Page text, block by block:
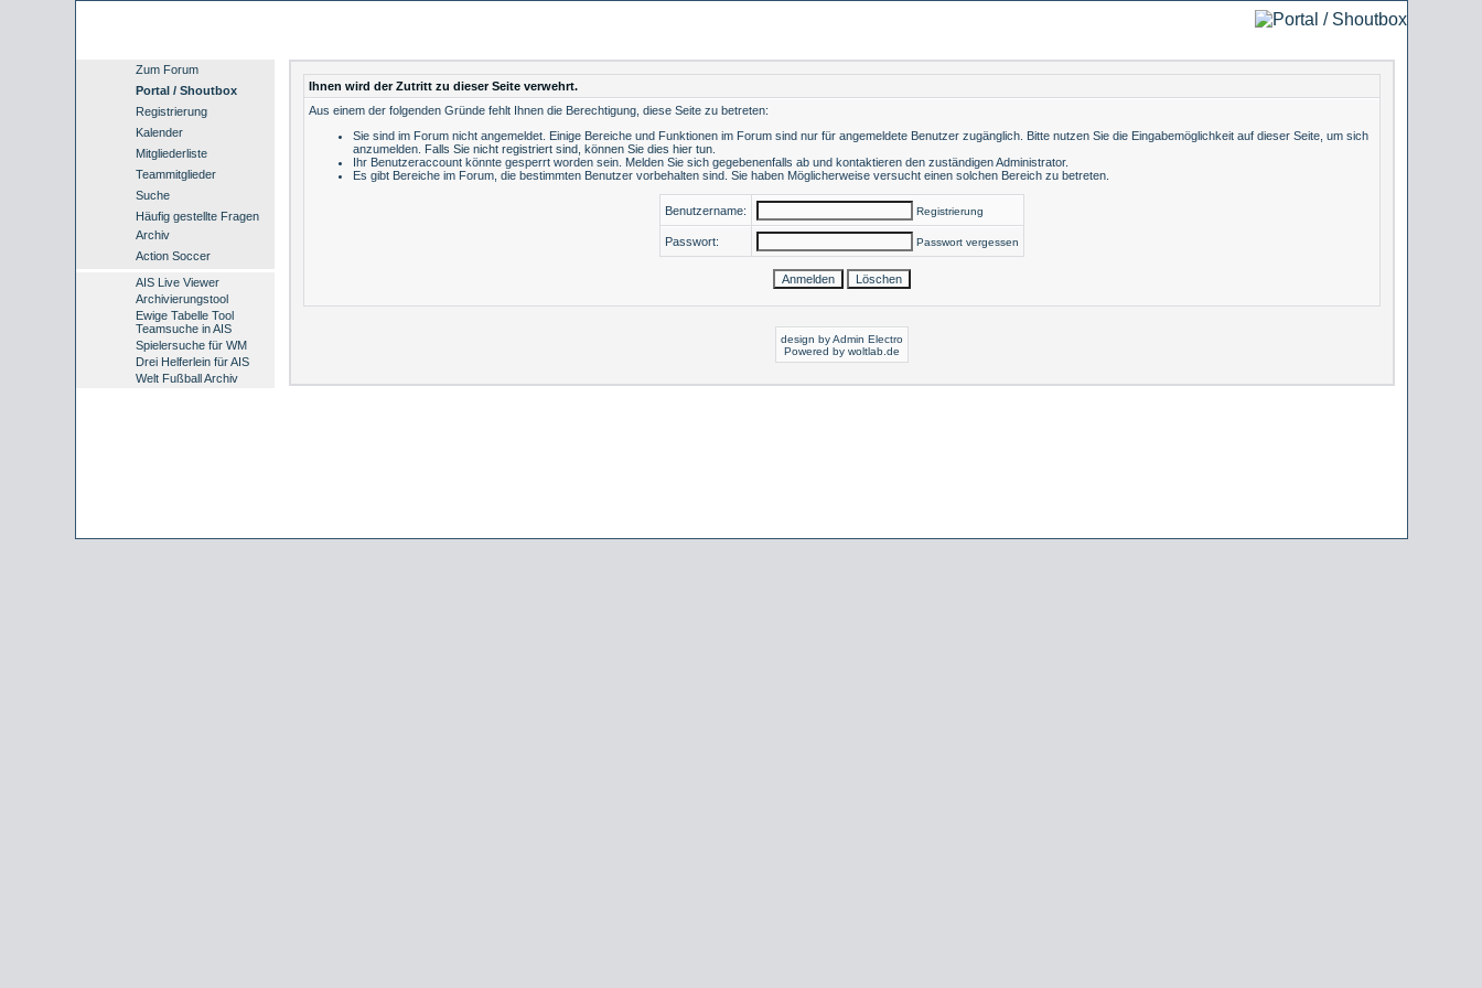
Zum Forum
Portal / Shoutbox
Registrierung
Kalender
Mitgliederliste
Teammitglieder
Suche
Häufig gestellte Fragen
Archiv
Action Soccer
AIS Live Viewer
Archivierungstool
Ewige Tabelle Tool
Teamsuche in AIS
Spielersuche für WM
Drei Helferlein für AIS
Welt Fußball Archiv
Ihnen wird der Zutritt zu dieser Seite verwehrt.
Aus einem der folgenden Gründe fehlt Ihnen die Berechtigung, diese Seite zu betreten:
Sie sind im Forum nicht angemeldet. Einige Bereiche und Funktionen im Forum sind nur für angemeldete Benutzer zugänglich. Bitte nutzen Sie die Eingabemöglichkeit auf dieser Seite, um sich
anzumelden. Falls Sie nicht registriert sind, können Sie dies hier tun
Ihr Benutzeraccount könnte gesperrt worden sein. Melden Sie sich gegebenenfalls ab und kontaktieren den zuständigen Administrator.
Es gibt Bereiche im Forum, die bestimmten Benutzer vorbehalten sind. Sie haben Möglicherweise versucht einen solchen Bereich zu betreten.
Benutzername: Registrierung
Passwort: Passwort vergessen
design by Admin Electro
Powered by woltlab.de